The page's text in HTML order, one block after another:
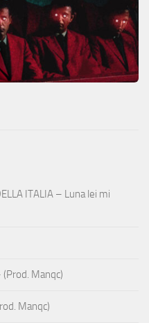
ITALIA – Luna lei mi
Manqc)
Manqc)